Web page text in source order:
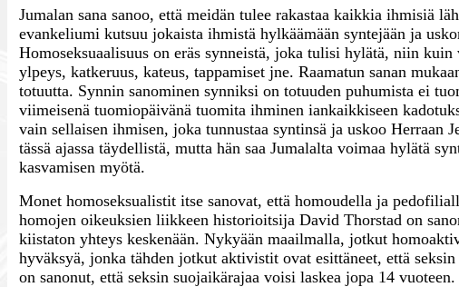
Jumalan sana sanoo, että meidän tulee rakastaa kaikkia ihmisiä
evankeliumi kutsuu jokaista ihmistä hylkäämään syntejään ja
Homoseksuaalisuus on eräs synneistä, joka tulisi hylätä, niin
ylpeys, katkeruus, kateus, tappamiset jne. Raamatun sanan
totuutta. Synnin sanominen synniksi on totuuden puhumista ei
viimeisenä tuomiopäivänä tuomita ihminen iankaikkiseen
vain sellaisen ihmisen, joka tunnustaa syntinsä ja uskoo Herraan
tässä ajassa täydellistä, mutta hän saa Jumalalta voimaa hylätä
kasvamisen myötä.
Monet homoseksualistit itse sanovat, että homoudella ja
homojen oikeuksien liikkeen historioitsija David Thorstad on
kiistaton yhteys keskenään. Nykyään maailmalla, jotkut
hyväksyä, jonka tähden jotkut aktivistit ovat esittäneet, että
on sanonut, että seksin suojaikärajaa voisi laskea jopa 14 vuoteen.